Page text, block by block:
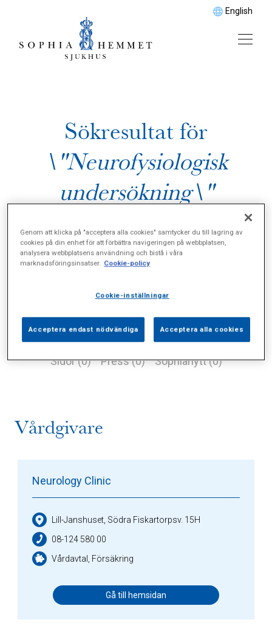
English
Sökresultat för
\"Neurofysiologisk
undersökning\"
Alla (1) Vårdgivare (1) Specialister (0)
Sidor (0) Press (0) Sophianytt (0)
Vårdgivare
Neurology Clinic
Lill-Janshuset, Södra Fiskartorpsv. 15H
08-124 580 00
Vårdavtal, Försäkring
Gå till hemsidan
Genom att klicka på "acceptera alla cookies" samtycker du till lagring av
cookies på din enhet för att förbättra navigeringen på webbplatsen,
analysera webbplatsens användning och bistå i våra
marknadsföringsinsatser. Cookie-policy
Cookie-inställningar
Acceptera endast nödvändiga Acceptera alla cookies